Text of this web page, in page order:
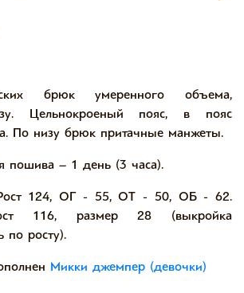
брюк умеренного объема,
Цельнокроеный пояс, в пояс
По низу брюк притачные манжеты.
пошива – 1 день (3 часа).
124, ОГ - 55, ОТ - 50, ОБ - 62.
116, размер 28 (выкройка
по росту).
Микки джемпер (девочки)